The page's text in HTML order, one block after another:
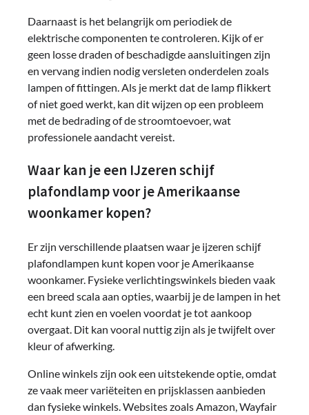
Daarnaast is het belangrijk om periodiek de
elektrische componenten te controleren. Kijk of er
geen losse draden of beschadigde aansluitingen zijn
en vervang indien nodig versleten onderdelen zoals
lampen of fittingen. Als je merkt dat de lamp flikkert
of niet goed werkt, kan dit wijzen op een probleem
met de bedrading of de stroomtoevoer, wat
professionele aandacht vereist.
Waar kan je een IJzeren schijf
plafondlamp voor je Amerikaanse
woonkamer kopen?
Er zijn verschillende plaatsen waar je ijzeren schijf
plafondlampen kunt kopen voor je Amerikaanse
woonkamer. Fysieke verlichtingswinkels bieden vaak
een breed scala aan opties, waarbij je de lampen in het
echt kunt zien en voelen voordat je tot aankoop
overgaat. Dit kan vooral nuttig zijn als je twijfelt over
kleur of afwerking.
Online winkels zijn ook een uitstekende optie, omdat
ze vaak meer variëteiten en prijsklassen aanbieden
dan fysieke winkels. Websites zoals Amazon, Wayfair